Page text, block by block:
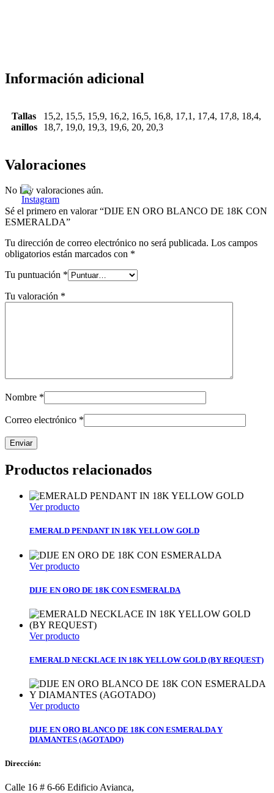
Información adicional
Tallas
anillos
15,2, 15,5, 15,9, 16,2, 16,5, 16,8, 17,1, 17,4, 17,8, 18,4,
18,7, 19,0, 19,3, 19,6, 20, 20,3
Valoraciones
No hay valoraciones aún.
Sé el primero en valorar “DIJE EN ORO BLANCO DE 18K CON
ESMERALDA”
Tu dirección de correo electrónico no será publicada. Los campos
obligatorios están marcados con *
Tu puntuación *
Tu valoración *
Nombre *
Correo electrónico *
Productos relacionados
Ver producto
EMERALD PENDANT IN 18K YELLOW GOLD
Ver producto
DIJE EN ORO DE 18K CON ESMERALDA
Ver producto
EMERALD NECKLACE IN 18K YELLOW GOLD (BY REQUEST)
Ver producto
DIJE EN ORO BLANCO DE 18K CON ESMERALDA Y
DIAMANTES (AGOTADO)
Dirección:
Calle 16 # 6-66 Edificio Avianca,